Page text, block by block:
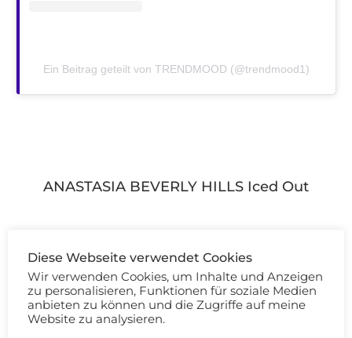
Ein Beitrag geteilt von TRENDMOOD (@trendmood1)
ANASTASIA BEVERLY HILLS Iced Out
Eine kleine und feine Kollektion von Anastasia
Beverly Hills. Brauengel, Highlighter, klares Gloss
und schimmerndes Gloss. Die roségoldene
Verpackung finde ich ganz schick, aber es ist
Diese Webseite verwendet Cookies
Wir verwenden Cookies, um Inhalte und Anzeigen
zu personalisieren, Funktionen für soziale Medien
anbieten zu können und die Zugriffe auf meine
Website zu analysieren.